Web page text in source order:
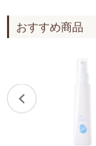
おすすめ商品